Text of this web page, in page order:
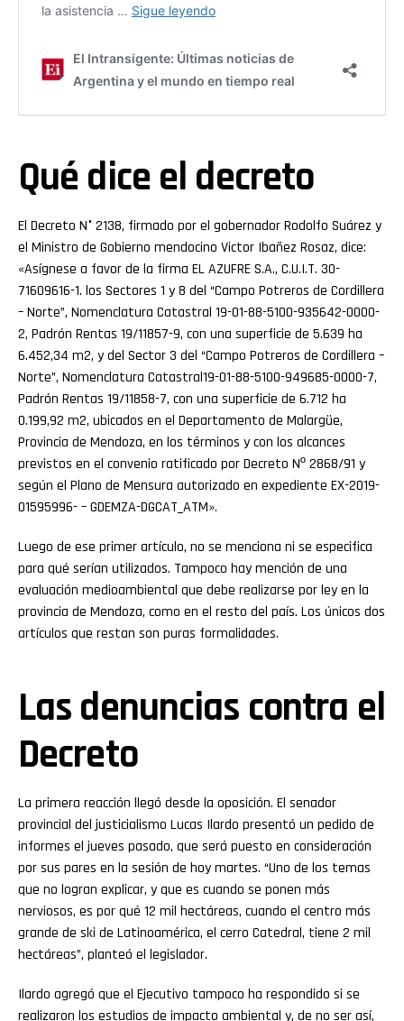
Qué dice el decreto
El Decreto N° 2138, firmado por el gobernador Rodolfo Suárez y
el Ministro de Gobierno mendocino Victor Ibañez Rosaz, dice:
«Asígnese a favor de la firma EL AZUFRE S.A., C.U.I.T. 30-
71609616-1. los Sectores 1 y 8 del “Campo Potreros de Cordillera
– Norte”, Nomenclatura Catastral 19-01-88-5100-935642-0000-
2, Padrón Rentas 19/11857-9, con una superficie de 5.639 ha
6.452,34 m2, y del Sector 3 del “Campo Potreros de Cordillera –
Norte”, Nomenclatura Catastral19-01-88-5100-949685-0000-7,
Padrón Rentas 19/11858-7, con una superficie de 6.712 ha
0.199,92 m2, ubicados en el Departamento de Malargüe,
Provincia de Mendoza, en los términos y con los alcances
previstos en el convenio ratificado por Decreto Nº 2868/91 y
según el Plano de Mensura autorizado en expediente EX-2019-
01595996- – GDEMZA-DGCAT_ATM».
Luego de ese primer artículo, no se menciona ni se especifica
para qué serían utilizados. Tampoco hay mención de una
evaluación medioambiental que debe realizarse por ley en la
provincia de Mendoza, como en el resto del país. Los únicos dos
artículos que restan son puras formalidades.
Las denuncias contra el
Decreto
La primera reacción llegó desde la oposición. El senador
provincial del justicialismo Lucas Ilardo presentó un pedido de
informes el jueves pasado, que será puesto en consideración
por sus pares en la sesión de hoy martes. “Uno de los temas
que no logran explicar, y que es cuando se ponen más
nerviosos, es por qué 12 mil hectáreas, cuando el centro más
grande de ski de Latinoamérica, el cerro Catedral, tiene 2 mil
hectáreas”, planteó el legislador.
Ilardo agregó que el Ejecutivo tampoco ha respondido si se
realizaron los estudios de impacto ambiental y, de no ser así,